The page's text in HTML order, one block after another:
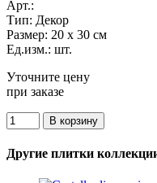
Арт.:
Тип: Декор
Размер: 20 x 30 см
Ед.изм.: шт.
Уточните цену
при заказе
Другие плитки